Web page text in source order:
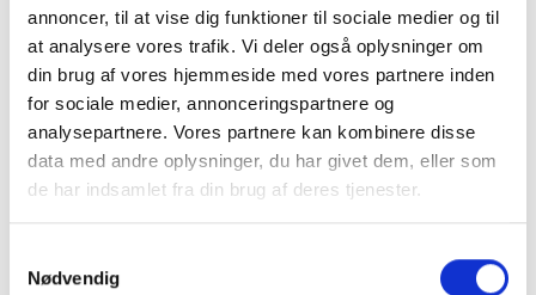
annoncer, til at vise dig funktioner til sociale medier og til
at analysere vores trafik. Vi deler også oplysninger om
din brug af vores hjemmeside med vores partnere inden
for sociale medier, annonceringspartnere og
analysepartnere. Vores partnere kan kombinere disse
data med andre oplysninger, du har givet dem, eller som
de har indsamlet fra din brug af deres tjenester.
Nødvendig
Møbler Omnia